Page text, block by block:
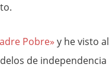
Pobre» y he visto
de